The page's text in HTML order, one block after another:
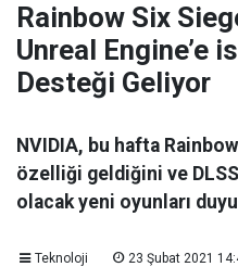
Rainbow Six
Unreal Engine’e
Desteği Geliyor
NVIDIA, bu hafta
özelliği geldiğini ve
olacak yeni oyunları
Teknoloji 23 Şubat 2021